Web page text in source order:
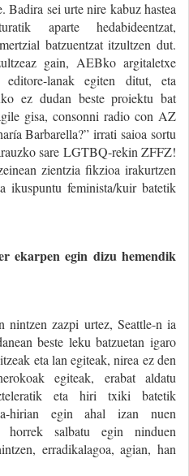
Badira sei urte nire kabuz hastea
aparte hedabideentzat,
batzuentzat itzultzen dut.
gain, AEBko argitaletxe
editore-lanak egiten ditut, eta
ez dudan beste proiektu bat
gisa, consonni radio con AZ
Barbarella?” irrati saioa sortu
sare LGTBQ-rekin ZFFZ!
zientzia fikzioa irakurtzen
ikuspuntu feminista/kuir batetik
ekarpen egin dizu hemendik
nintzen zazpi urtez, Seattle-n ia
beste leku batzuetan igaro
eta lan egiteak, nirea ez den
egiteak, erabat aldatu
eta hiri txiki batetik
hirian egin ahal izan nuen
horrek salbatu egin ninduen
erradikalagoa, agian, han